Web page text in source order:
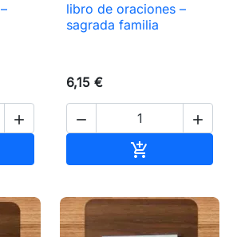

libro de oraciones –
sagrada familia
6,15 €
 
